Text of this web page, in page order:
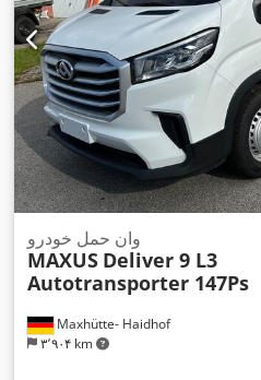
Maxhütte- Haidhof
۳٬۹۰۴ km
وان حمل خودرو
MAXUS Deliver 9 L3
Autotransporter 147Ps